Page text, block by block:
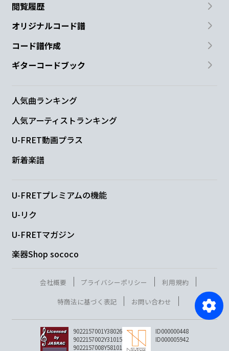
閲覧履歴
オリジナルコード譜
コード譜作成
ギターコードブック
人気曲ランキング
人気アーティストランキング
U-FRET動画プラス
新着楽譜
U-FRETプレミアムの機能
U-リク
U-FRETマガジン
楽器Shop sococo
会社概要 プライバシーポリシー
利用規約
特商法に基づく表記
お問い合わせ
9022157001Y38026
9022157002Y31015
9022157008Y58101
ID000000448
ID000005942